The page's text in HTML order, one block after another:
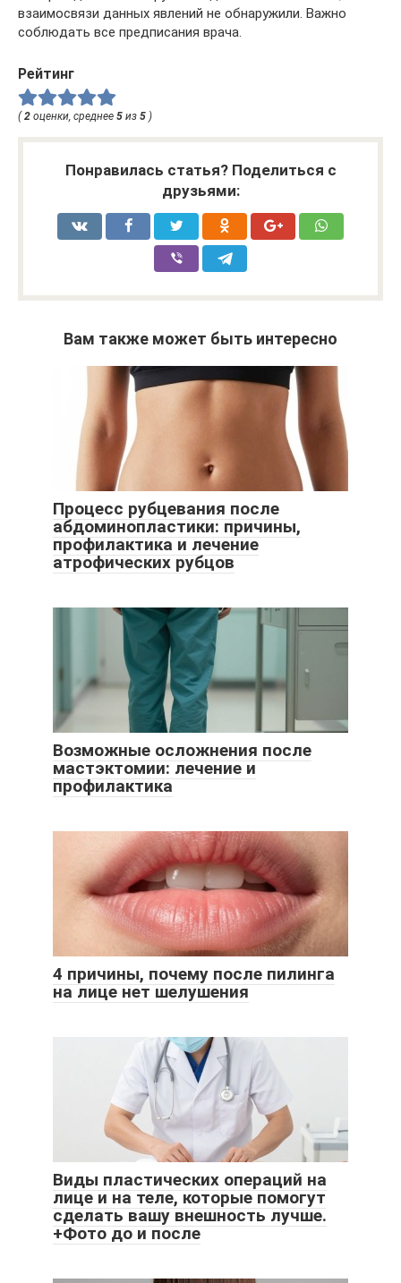
взаимосвязи данных явлений не обнаружили. Важно
соблюдать все предписания врача.
Рейтинг
(2 оценки, среднее 5 из 5 )
Понравилась статья? Поделиться с
друзьями:
Вам также может быть интересно
Процесс рубцевания после
абдоминопластики: причины,
профилактика и лечение
атрофических рубцов
Возможные осложнения после
мастэктомии: лечение и
профилактика
4 причины, почему после пилинга
на лице нет шелушения
Виды пластических операций на
лице и на теле, которые помогут
сделать вашу внешность лучше.
+Фото до и после